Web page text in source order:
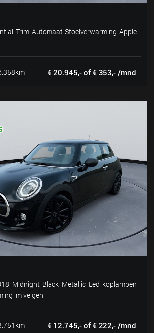
Trim Automaat Stoelverwarming Apple
€ 20.945,- of € 353,- /mnd
Midnight Black Metallic Led koplampen
lm velgen
€ 12.745,- of € 222,- /mnd